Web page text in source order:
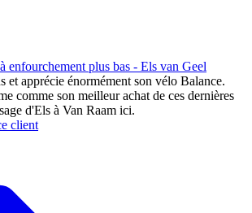
enfourchement plus bas - Els van Geel
et apprécie énormément son vélo Balance.
comme son meilleur achat de ces dernières
d'Els à Van Raam ici.
client